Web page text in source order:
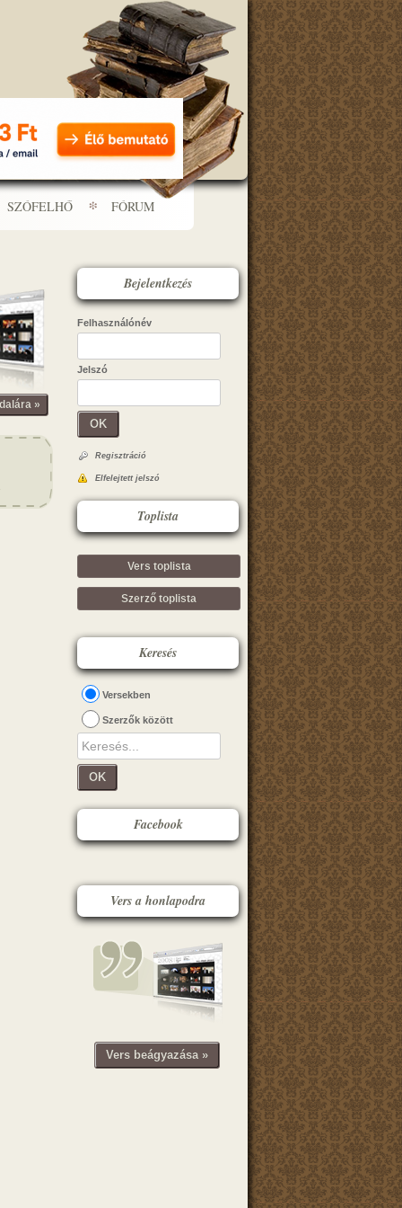
SZÓFELHŐ FÓRUM
»
Bejelentkezés
Felhasználónév
Jelszó
OK
Regisztráció
Elfelejtett jelszó
Toplista
Vers toplista
Szerző toplista
Keresés
Versekben
Szerzők között
OK
Facebook
Vers a honlapodra
Vers beágyazása »